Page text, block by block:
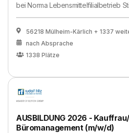
beiNorma Lebensmittelfilialbetrieb
56218 Mülheim-Kärlich + 1337
nach Absprache
1338 Plätze
AUSBILDUNG 2026 -
Büromanagement (m/w/d)